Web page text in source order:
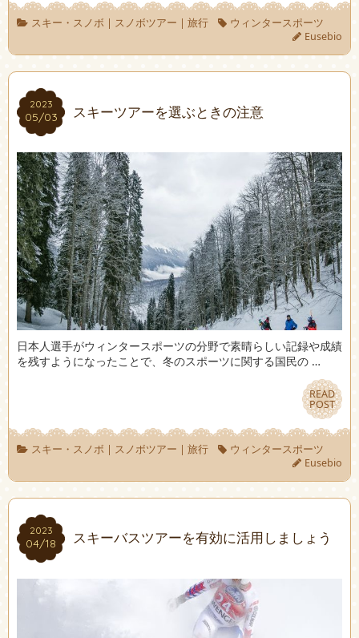
スキー・スノボ | スノボツアー | 旅行
ウィンタースポーツ
Eusebio
2023
05/03
2023
05/03 スキーツアーを選ぶときの注意
日本人選手がウィンタースポーツの分野で素晴らしい記録や成績
を残すようになったことで、冬のスポーツに関する国民の …
READ
POST
READ
POST
スキー・スノボ | スノボツアー | 旅行
ウィンタースポーツ
Eusebio
2023
04/18
2023
04/18 スキーバスツアーを有効に活用しましょう